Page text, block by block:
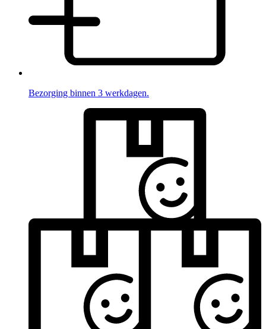
Bezorging binnen 3 werkdagen.